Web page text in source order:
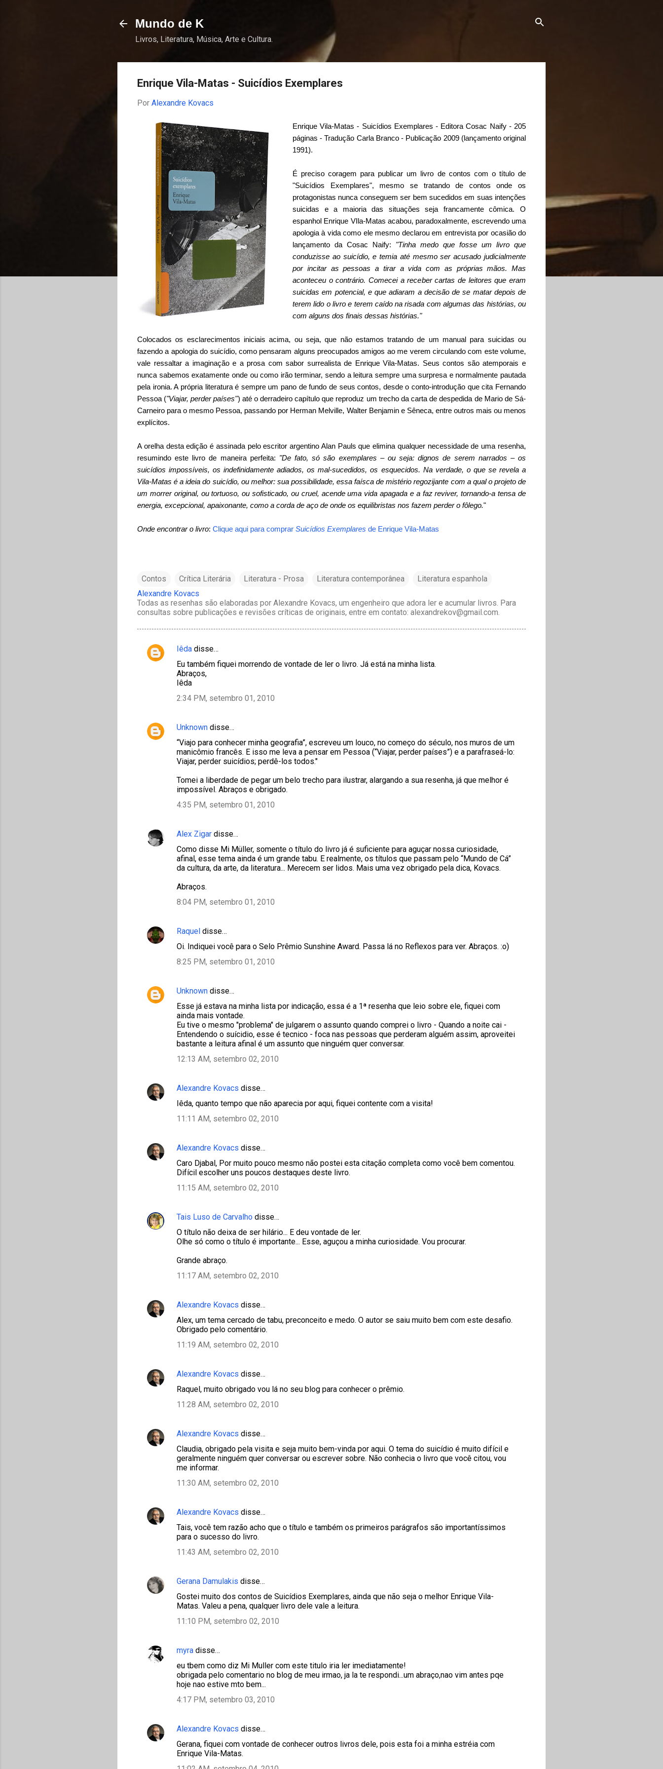
Mundo de K
Livros, Literatura, Música, Arte e Cultura.
Enrique Vila-Matas - Suicídios Exemplares
Por Alexandre Kovacs
Enrique Vila-Matas - Suicídios Exemplares - Editora Cosac Naify - 205
páginas - Tradução Carla Branco - Publicação 2009 (lançamento original
1991).
É preciso coragem para publicar um livro de contos com o título de
"Suicídios Exemplares", mesmo se tratando de contos onde os
protagonistas nunca conseguem ser bem sucedidos em suas intenções
suicidas e a maioria das situações seja francamente cômica. O
espanhol Enrique VIla-Matas acabou, paradoxalmente, escrevendo uma
apologia à vida como ele mesmo declarou em entrevistapor ocasião do
lançamento da Cosac Naify: "Tinha medo que fosse um livro que
conduzisse ao suicídio, e temia até mesmo ser acusado judicialmente
por incitar as pessoas a tirar a vida com as próprias mãos. Mas
aconteceu o contrário. Comecei a receber cartas de leitores que eram
suicidas em potencial, e que adiaram a decisão de se matar depois de
terem lido o livro e terem caído na risada com algumas das histórias, ou
com alguns dos finais dessas histórias."
Colocados os esclarecimentos iniciais acima, ou seja, que não estamos tratando de um manual para suicidas ou
fazendo a apologia do suicídio, como pensaram alguns preocupados amigos ao me verem circulando com este volume,
vale ressaltar a imaginação e a prosa com sabor surrealista de Enrique Vila-Matas. Seus contos são atemporais e
nunca sabemos exatamente onde ou como irão terminar, sendo a leitura sempre uma surpresa e normalmente pautada
pela ironia. A própria literatura é sempre um pano de fundo de seus contos, desde o conto-introdução que cita Fernando
Pessoa ("Viajar, perder países") até o derradeiro capítulo que reproduz um trecho da carta de despedida de Mario de Sá-
Carneiro para o mesmo Pessoa, passando por Herman Melville, Walter Benjamin e Sêneca, entre outros mais ou menos
explícitos.
A orelha desta edição é assinada pelo escritor argentino Alan Pauls que elimina qualquer necessidade de uma resenha,
resumindo este livro de maneira perfeita: "De fato, só são exemplares – ou seja: dignos de serem narrados – os
suicídios impossíveis, os indefinidamente adiados, os mal-sucedidos, os esquecidos. Na verdade, o que se revela a
Vila-Matas é a ideia do suicídio, ou melhor: sua possibilidade, essa faísca de mistério regozijante com a qual o projeto de
um morrer original, ou tortuoso, ou sofisticado, ou cruel, acende uma vida apagada e a faz reviver, tornando-a tensa de
energia, excepcional, apaixonante, como a corda de aço de onde os equilibristas nos fazem perder o fôlego."
Onde encontrar o livro: Clique aqui para comprar Suicídios Exemplares de Enrique Vila-Matas
Contos Crítica Literária Literatura - Prosa Literatura contemporânea
Literatura espanhola
Alexandre Kovacs
Todas as resenhas são elaboradas por Alexandre Kovacs, um engenheiro que adora ler e acumular livros. Para
consultas sobre publicações e revisões críticas de originais, entre em contato: alexandrekov@gmail.com.
C
á
Iêda disse…
Eu também fiquei morrendo de vontade de ler o livro. Já está na minha lista.
Abraços,
Iêda
2:34 PM, setembro 01, 2010
Unknown disse…
“Viajo para conhecer minha geografia”, escreveu um louco, no começo do século, nos muros de um
manicômio francês. E isso me leva a pensar em Pessoa (“Viajar, perder países”) e a parafraseá-lo:
Viajar, perder suicídios; perdê-los todos."
Tomei a liberdade de pegar um belo trecho para ilustrar, alargando a sua resenha, já que melhor é
impossível. Abraços e obrigado.
4:35 PM, setembro 01, 2010
Alex Zigar disse…
Como disse Mi Müller, somente o título do livro já é suficiente para aguçar nossa curiosidade,
afinal, esse tema ainda é um grande tabu. E realmente, os títulos que passam pelo “Mundo de Cá”
da cultura, da arte, da literatura... Merecem ser lidos. Mais uma vez obrigado pela dica, Kovacs.
Abraços.
8:04 PM, setembro 01, 2010
Raquel disse…
Oi. Indiquei você para o Selo Prêmio Sunshine Award. Passa lá no Reflexos para ver. Abraços. :o)
8:25 PM, setembro 01, 2010
Unknown disse…
Esse já estava na minha lista por indicação, essa é a 1ª resenha que leio sobre ele, fiquei com
ainda mais vontade.
Eu tive o mesmo "problema" de julgarem o assunto quando comprei o livro - Quando a noite cai -
Entendendo o suícidio, esse é tecnico - foca nas pessoas que perderam alguém assim, aproveitei
bastante a leitura afinal é um assunto que ninguém quer conversar.
12:13 AM, setembro 02, 2010
Alexandre Kovacs disse…
Iêda, quanto tempo que não aparecia por aqui, fiquei contente com a visita!
11:11 AM, setembro 02, 2010
Alexandre Kovacs disse…
Caro Djabal, Por muito pouco mesmo não postei esta citação completa como você bem comentou.
Difícil escolher uns poucos destaques deste livro.
11:15 AM, setembro 02, 2010
Tais Luso de Carvalho disse…
O título não deixa de ser hilário... E deu vontade de ler.
Olhe só como o título é importante... Esse, aguçou a minha curiosidade. Vou procurar.
Grande abraço.
11:17 AM, setembro 02, 2010
Alexandre Kovacs disse…
Alex, um tema cercado de tabu, preconceito e medo. O autor se saiu muito bem com este desafio.
Obrigado pelo comentário.
11:19 AM, setembro 02, 2010
Alexandre Kovacs disse…
Raquel, muito obrigado vou lá no seu blog para conhecer o prêmio.
11:28 AM, setembro 02, 2010
Alexandre Kovacs disse…
Claudia, obrigado pela visita e seja muito bem-vinda por aqui. O tema do suicídio é muito difícil e
geralmente ninguém quer conversar ou escrever sobre. Não conhecia o livro que você citou, vou
me informar.
11:30 AM, setembro 02, 2010
Alexandre Kovacs disse…
Tais, você tem razão acho que o título e também os primeiros parágrafos são importantíssimos
para o sucesso do livro.
11:43 AM, setembro 02, 2010
Gerana Damulakis disse…
Gostei muito dos contos de Suicídios Exemplares, ainda que não seja o melhor Enrique Vila-
Matas. Valeu a pena, qualquer livro dele vale a leitura.
11:10 PM, setembro 02, 2010
myra disse…
eu tbem como diz Mi Muller com este titulo iria ler imediatamente!
obrigada pelo comentario no blog de meu irmao, ja la te respondi...um abraço,nao vim antes pqe
hoje nao estive mto bem...
4:17 PM, setembro 03, 2010
Alexandre Kovacs disse…
Gerana, fiquei com vontade de conhecer outros livros dele, pois esta foi a minha estréia com
Enrique Vila-Matas.